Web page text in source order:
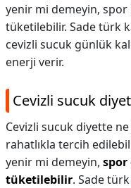
yenir mi demeyin,
tüketilebilir. Sade türk
cevizli sucuk günlük
enerji verir.
Cevizli sucuk
Cevizli sucuk diyette
rahatlıkla tercih
yenir mi demeyin, spor
tüketilebilir. Sade